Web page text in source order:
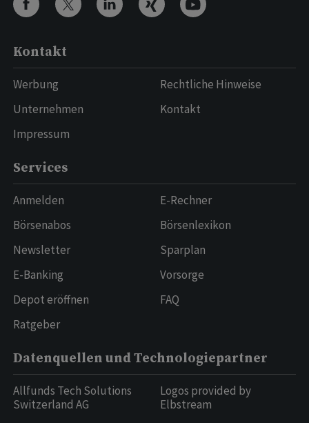
Kontakt
Werbung
Unternehmen
Impressum
Rechtliche Hinweise
Kontakt
Services
Anmelden
Börsenabos
Newsletter
E-Banking
Depot eröffnen
Ratgeber
E-Rechner
Börsenlexikon
Sparplan
Vorsorge
FAQ
Datenquellen und Technologiepartner
Allfunds Tech Solutions
Switzerland AG
Logos provided by
Elbstream